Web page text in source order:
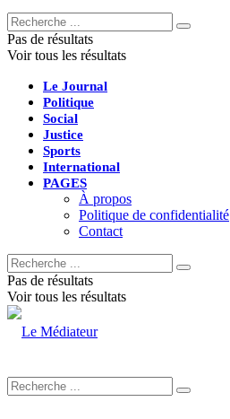
Pas de résultats
Voir tous les résultats
Le Journal
Politique
Social
Justice
Sports
International
PAGES
À propos
Politique de confidentialité
Contact
Pas de résultats
Voir tous les résultats